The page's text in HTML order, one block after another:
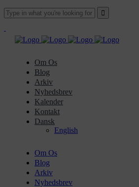
Om Os
Blog
Arkiv
Nyhedsbrev
Kalender
Kontakt
Dansk
English
Om Os
Blog
Arkiv
Nyhedsbrev